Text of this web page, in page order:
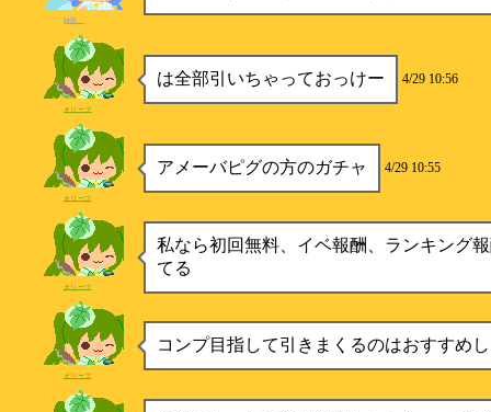
時雨。
は全部引いちゃっておっけー 4/29 10:56
オリーブ
アメーバピグの方のガチャ 4/29 10:55
オリーブ
私なら初回無料、イベ報酬、ランキング
てる
オリーブ
コンプ目指して引きまくるのはおすすめ
オリーブ